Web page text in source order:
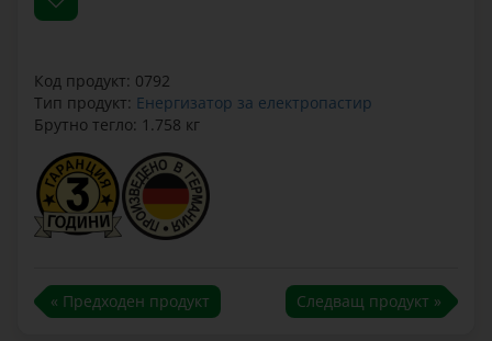
Код продукт: 0792
Тип продукт: Енергизатор за електропастир
Брутно тегло: 1.758 кг
« Предходен продукт Следващ продукт »